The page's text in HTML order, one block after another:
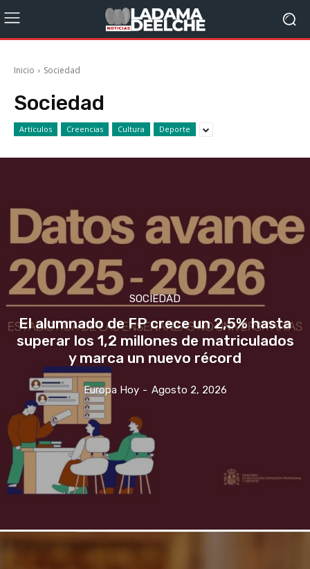
Inicio Sociedad
Sociedad
Artículos Creencias Cultura Deporte
SOCIEDAD
El alumnado de FP crece un 2,5% hasta
superar los 1,2 millones de matriculados
y marca un nuevo récord
Europa Hoy - Agosto 2, 2026